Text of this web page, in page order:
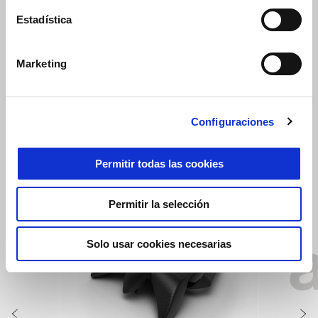
Estadística
Marketing
Configuraciones
Permitir todas las cookies
Permitir la selección
Solo usar cookies necesarias
VER TODO